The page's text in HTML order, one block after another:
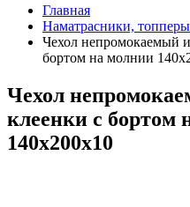
Главная
Наматрасники, топперы
Чехол непромокаемый
бортом на молнии
Чехол
клеенки с бортом
140х200х10